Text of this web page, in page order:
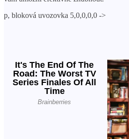
p, bloková uvozovka 5,0,0,0,0 ->